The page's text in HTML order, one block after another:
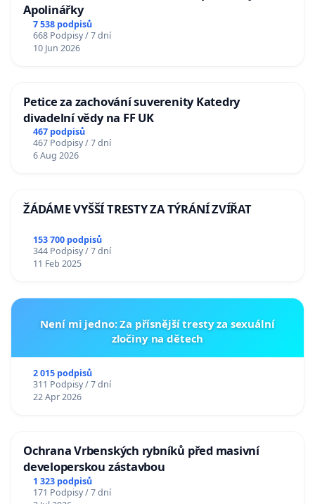
Apolinářky
7 538 podpisů
668 Podpisy / 7 dní
10 Jun 2026
Petice za zachování suverenity Katedry
divadelní vědy na FF UK
467 podpisů
467 Podpisy / 7 dní
6 Aug 2026
ŽÁDÁME VYŠŠÍ TRESTY ZA TÝRÁNÍ ZVÍŘAT
153 700 podpisů
344 Podpisy / 7 dní
11 Feb 2025
Není mi jedno: Za přísnější tresty za sexuální
zločiny na dětech
2 015 podpisů
311 Podpisy / 7 dní
22 Apr 2026
Ochrana Vrbenských rybníků před masivní
developerskou zástavbou
1 323 podpisů
171 Podpisy / 7 dní